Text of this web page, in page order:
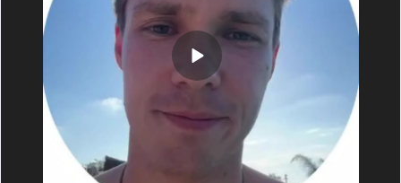
представлять не надо 😂